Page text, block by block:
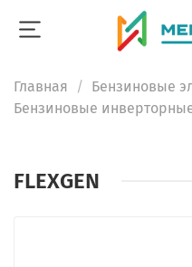
Главная Бензиновые
Бензиновые инверторные
FLEXGEN